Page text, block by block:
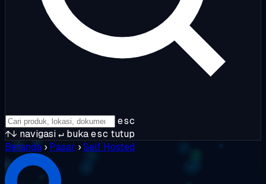
esc
↑↓ navigasi↵ bukaesc tutup
Beranda › Pasar ›Self Hosted